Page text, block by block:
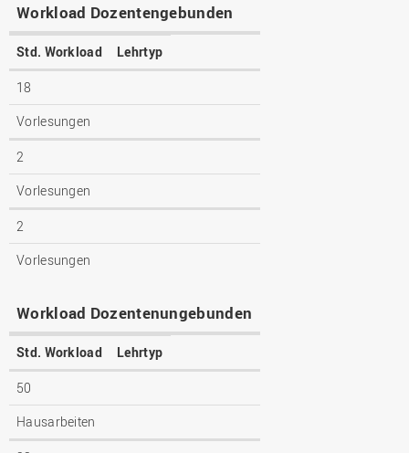
Workload Dozentengebunden
Std. Workload Lehrtyp
18
Vorlesungen
2
Vorlesungen
2
Vorlesungen
Workload Dozentenungebunden
Std. Workload Lehrtyp
50
Hausarbeiten